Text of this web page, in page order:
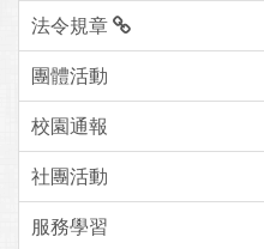
法令規章
團體活動
校園通報
社團活動
服務學習